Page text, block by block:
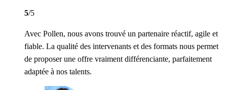
5/5
Avec Pollen, nous avons trouvé un partenaire réactif, agile et
fiable. La qualité des intervenants et des formats nous permet
de proposer une offre vraiment différenciante, parfaitement
adaptée à nos talents.